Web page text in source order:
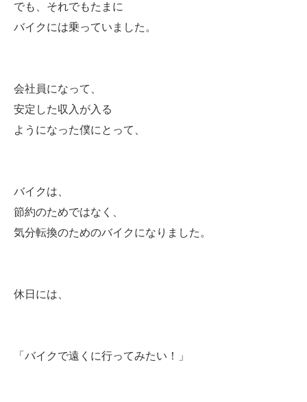
でも、それでもたまに
バイクには乗っていました。
会社員になって、
安定した収入が入る
ようになった僕にとって、
バイクは、
節約のためではなく、
気分転換のためのバイクになりました。
休日には、
「バイクで遠くに行ってみたい！」